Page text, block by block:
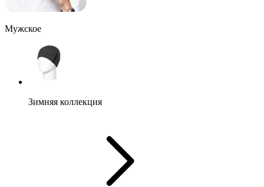
Мужское
Зимняя коллекция